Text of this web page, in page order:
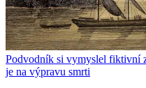
Podvodník si vymyslel fiktivní
je na výpravu smrti